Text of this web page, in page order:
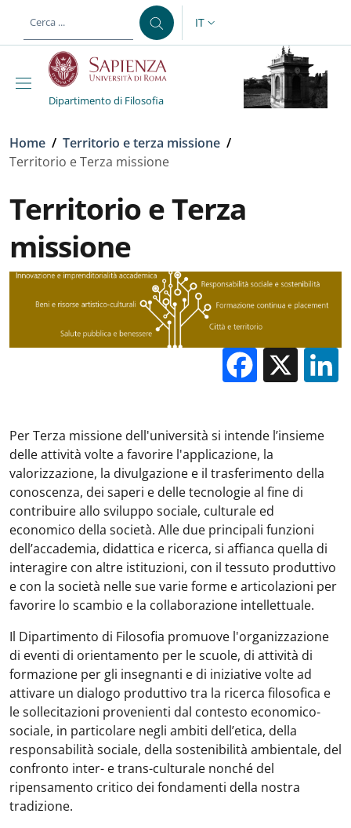
al contenuto principale
SELETTORE LINGUA:
IT
Dipartimento di Filosofia
Briciole di pane
Home / Territorio e terza missione /
Territorio e Terza missione
Territorio e Terza
missione
X
Per Terza missione dell'università si intende l’insieme
delle attività volte a favorire l'applicazione, la
valorizzazione, la divulgazione e il trasferimento della
conoscenza, dei saperi e delle tecnologie al fine di
contribuire allo sviluppo sociale, culturale ed
economico della società. Alle due principali funzioni
dell’accademia, didattica e ricerca, si affianca quella di
interagire con altre istituzioni, con il tessuto produttivo
e con la società nelle sue varie forme e articolazioni per
favorire lo scambio e la collaborazione intellettuale.
Il Dipartimento di Filosofia promuove l'organizzazione
di eventi di orientamento per le scuole, di attività di
formazione per gli insegnanti e di iniziative volte ad
attivare un dialogo produttivo tra la ricerca filosofica e
le sollecitazioni provenienti dal contesto economico-
sociale, in particolare negli ambiti dell’etica, della
responsabilità sociale, della sostenibilità ambientale, del
confronto inter- e trans-culturale nonché del
ripensamento critico dei fondamenti della nostra
tradizione.